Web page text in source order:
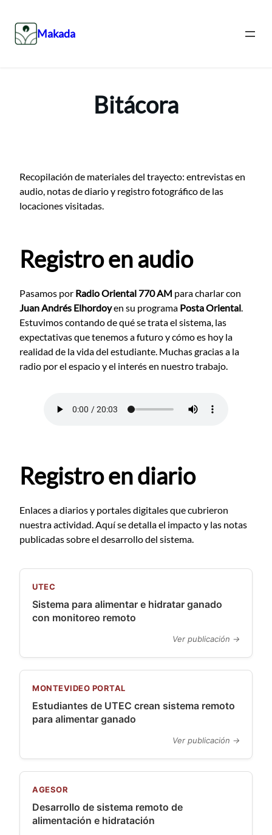
Makada
Bitácora
Recopilación de materiales del trayecto: entrevistas en
audio, notas de diario y registro fotográfico de las
locaciones visitadas.
Registro en audio
Pasamos por Radio Oriental 770 AM para charlar con
Juan Andrés Elhordoyen su programa Posta Oriental.
Estuvimos contando de qué se trata el sistema, las
expectativas que tenemos a futuro y cómo es hoy la
realidad de la vida del estudiante. Muchas gracias a la
radio por el espacio y el interés en nuestro trabajo.
Registro en diario
Enlaces a diarios y portales digitales que cubrieron
nuestra actividad. Aquí se detalla el impacto y las notas
publicadas sobre el desarrollo del sistema.
UTEC
Sistema para alimentar e hidratar ganado
con monitoreo remoto
Ver publicación →
MONTEVIDEO PORTAL
Estudiantes de UTEC crean sistema remoto
para alimentar ganado
Ver publicación →
AGESOR
Desarrollo de sistema remoto de
alimentación e hidratación